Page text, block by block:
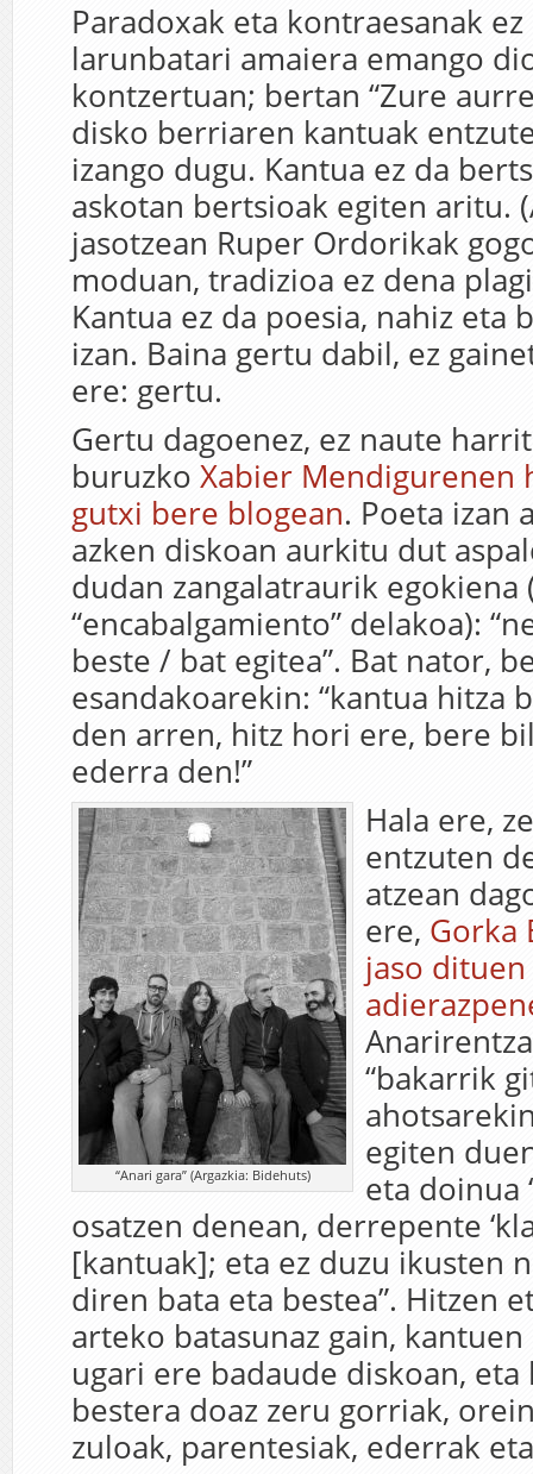
Paradoxak eta kontraesanak
larunbatari amaiera emango
kontzertuan; bertan “Zure
disko berriaren kantuak
izango dugu. Kantua ez da
askotan bertsioak egiten aritu.
jasotzean Ruper Ordorikak
moduan, tradizioa ez dena
Kantua ez da poesia, nahiz eta
izan. Baina gertu dabil, ez
ere: gertu.
Gertu dagoenez, ez naute
buruzko Xabier Mendigurenen
gutxi bere blogean. Poeta izan
azken diskoan aurkitu dut
dudan zangalatraurik egokiena
“encabalgamiento” delakoa):
beste / bat egitea”. Bat nator,
esandakoarekin: “kantua hitza
den arren, hitz hori ere, bere
ederra den!”
“Anari gara” (Argazkia: Bidehuts)
Hala ere,
entzuten
atzean
ere, Gorka
jaso dituen
“bakarrik
egiten
eta doinua
osatzen denean, derrepente
[kantuak]; eta ez duzu ikusten
diren bata eta bestea”. Hitzen
arteko batasunaz gain,
ugari ere badaude diskoan,
bestera doaz zeru gorriak,
zuloak, parentesiak, ederrak